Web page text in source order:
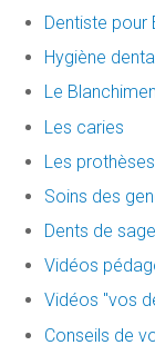
Dentiste pour
Hygiène
Le
Les caries
Les prothèses
Soins des
Dents de
Vidéos
Vidéos "vos
Conseils de